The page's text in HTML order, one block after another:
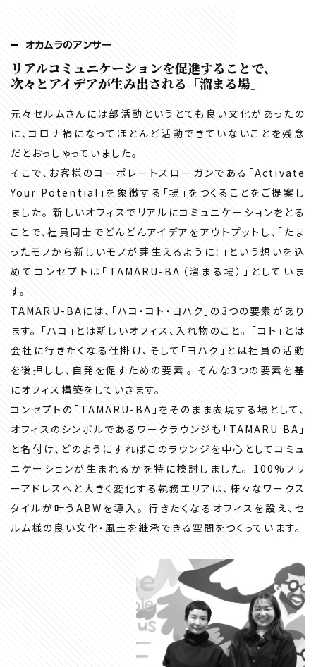
オカムラのアンサー
リアルコミュニケーションを促進することで、
次々とアイデアが生み出される「溜まる場」
元々セルムさんには部活動というとても良い文化があったの
に、コロナ禍になってほとんど活動できていないことを残念
だとおっしゃっていました。
そこで、お客様のコーポレートスローガンである「Activate
Your Potential」を象徴する「場」をつくることをご提案し
ました。 新しいオフィスでリアルにコミュニケーションをとる
ことで、社員同士でどんどんアイデアをアウトプットし、「たま
ったモノから新しいモノが芽生えるように！」という想いを込
めてコンセプトは「TAMARU-BA（溜まる場）」としていま
す。
TAMARU-BAには、「ハコ・コト・ヨハク」の3つの要素があり
ます。 「ハコ」とは新しいオフィス、入れ物のこと。 「コト」とは
会社に行きたくなる仕掛け、そして「ヨハク」とは社員の活動
を後押しし、自発を促すための要素――。 そんな3つの要素を基
にオフィス構築をしていきます。
コンセプトの「TAMARU-BA」をそのまま表現する場として、
オフィスのシンボルであるワークラウンジも「TAMARU BA」
と名付け、どのようにすればこのラウンジを中心としてコミュ
ニケーションが生まれるかを特に検討しました。 100%フリ
ーアドレスへと大きく変化する執務エリアは、様々なワークス
タイルが叶うABWを導入。 行きたくなるオフィスを設え、セ
ルム様の良い文化・風土を継承できる空間をつくっています。